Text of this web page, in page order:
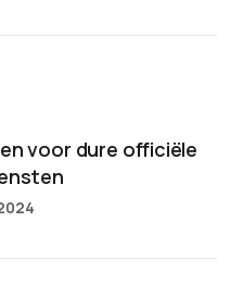
voor dure officiële